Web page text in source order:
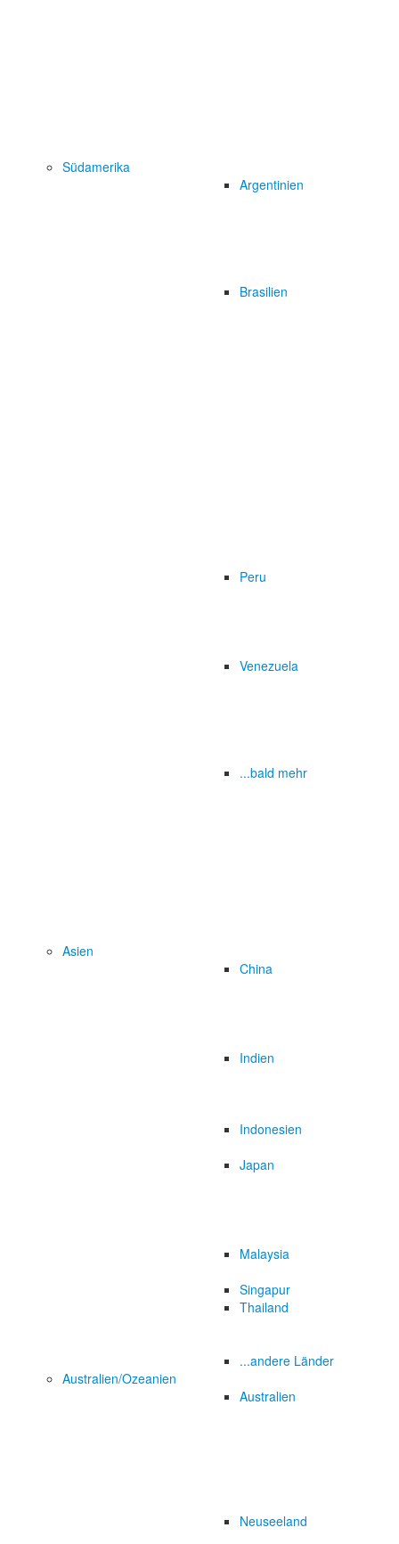
Südamerika
Argentinien
Brasilien
Peru
Venezuela
...bald mehr
Asien
China
Indien
Indonesien
Japan
Malaysia
Singapur
Thailand
...andere Länder
Australien/Ozeanien
Australien
Neuseeland